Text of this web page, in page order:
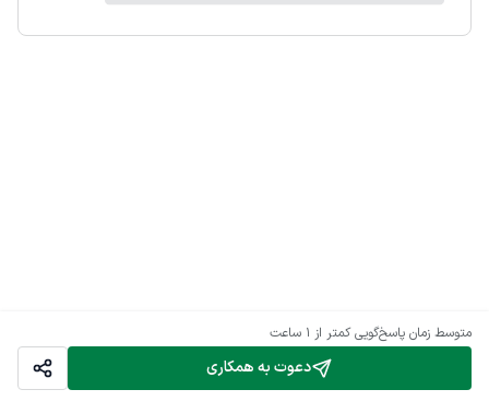
دعوت به همکاری
متوسط زمان پاسخ‌گویی کمتر از 1 ساعت